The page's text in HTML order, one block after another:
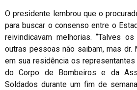
O presidente lembrou que o
para buscar o consenso entre o
reivindicavam melhorias. “Talves
outras pessoas não saibam, mas dr.
em sua residência os
do Corpo de Bombeiros e da
Soldados durante um fim de